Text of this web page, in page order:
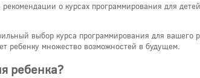
о курсах программирования для
выбор курса программирования для
ребенку множество возможностей в будущем.
ребенка?